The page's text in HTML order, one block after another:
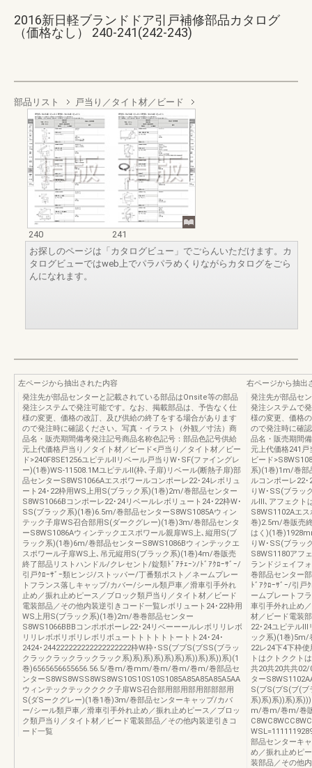
2016新日軽ブランドドア引戸補修部品カタログ
（価格なし） 240-241(242-243)
部品リスト 戸当り／タイト材／ビード
240
241
お探しのページは「カタログビュー」でごらんいただけます。カ
タログビューではweb上でパラパラめくりながらカタログをごら
んになれます。
左ページから抽出された内容
発注先が部品センターと記載されている部品はOnsite等の部品
発注システムで発注可能です。なお、掲載部品は、予告なく仕
様の変更、価格の改訂、及び供給の終了をする場合があります
ので発注時に確認ください。写真・イラスト（外観／寸法）商
品名・販売期間備考発注記号商品名称色記号：部品色記号供給
元上代価格戸当り／タイト材／ビード<戸当り／タイト材／ビー
ド>240F8SE1256ユピテルⅡリベール戸当りW･SF(ファイングレ
ー)(1巻)WS-11508.1MユピテルⅡ(枠､子扉)リベール(断熱子扉)部
品センターS8WS1066Aエスポワールコンポーレ22･24レボリュ
ート24･22枠用WS上用S(ブラック系)(1巻)2m/巻部品センター
S8WS1066Bコンポーレ22･24リベールレボリュート24･22枠W･
SS(ブラック系)(1巻)6.5m/巻部品センターS8WS1085Aウィン
テック子扉WS召合部用S(ダークグレー)(1巻)3m/巻部品センタ
ーS8WS1086Aウィンテックエスポワール親扉WS上､縦用S(ブ
ラック系)(1巻)6m/巻部品センターS8WS1086Bウィンテックエ
スポワール子扉WS上､吊元縦用S(ブラック系)(1巻)4m/巻販売
終了部品リストハンドル/クレセント/錠類ﾄﾞｱﾁｪｰﾝ/ﾄﾞｱｸﾛｰｻﾞｰ/
引戸ｸﾛｰｻﾞｰ類ヒンジ/ストッパー/丁番類ポスト／ネームプレー
トフランス落しキャップ/カバー/シール類戸車／滑車引手外れ
止め／振れ止めピース／ブロック類戸当り／タイト材／ビード
電装部品／その他内装逆引きコード一覧レボリュート24･22枠用
WS上用S(ブラック系)(1巻)2m/巻巻部品センター
S8WS1066BBBコンポポポーレ22･24リベーーールレボリリレボ
リリレボボリボリレボリボュートトトトトトートト24･24･
2424･244222222222222222222枠W枠･SS(ブブS(ブSS(ブラッ
クラックラックラックラック系)系)系)系)系)系)系))系)系))系)(1
巻)6565656655656.56.5/巻m/巻mm/巻m/巻m/巻m/巻部品セ
ンターS8WS8WSS8WS8WS10S10S10S1085A85A85A85A5AA
ウィンテックテックククク子扉WS召合部用部用部用部部部用
S(ダSークグレー)(1巻1巻)3m/巻部品センターキャップ/カバ
ー/シール類戸車／滑車引手外れ止め／振れ止めピース／ブロッ
ク類戸当り／タイト材／ビード電装部品／その他内装逆引きコ
ード一覧
右ページから抽出
発注先が部品セ
発注システムで
様の変更、価格
ので発注時に確
品名・販売期間
元上代価格241
ビード
系)(1巻)1m/巻部
ルコンポーレ22
りW･SS(ブラッ
ルⅢ､アフェクト
S8WS1102Aエ
巻)2.5m/巻販売
はく)(1巻
りW･SS(ブラッ
S8WS1180アフ
ランドジェイフ
巻部品センター
ﾄﾞｱｸﾛｰｻﾞｰ/引戸
ームプレートフ
車引手外れ止め
材／ビード電装
22･24ユピテルⅢ
ック系)(1巻)5m/
22レ24下4下枠
トはクトククト
共20共20共共
ター
S(ブS(ブS(ブ(ブ
系)系)系))系)系
m/巻m/巻m/巻
部品センターキ
め／振れ止めピ
装部品／その他